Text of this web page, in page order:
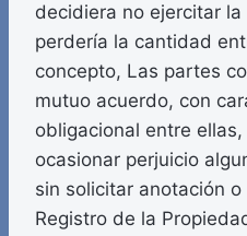
decidiera no ejercitar
perdería la cantidad
concepto, Las partes
mutuo acuerdo, con
obligacional entre
ocasionar perjuicio
sin solicitar anotación
Registro de la